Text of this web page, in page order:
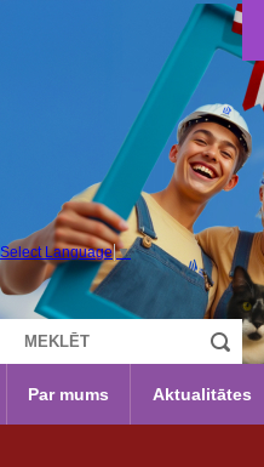
Select Language ▼
Par mums Aktualitātes